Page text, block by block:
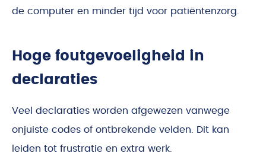
de computer en minder tijd voor patiëntenzorg.
Hoge foutgevoeligheid in
declaraties
Veel declaraties worden afgewezen vanwege
onjuiste codes of ontbrekende velden. Dit kan
leiden tot frustratie en extra werk.